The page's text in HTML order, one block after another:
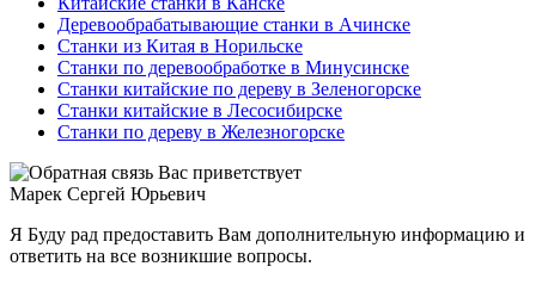
Деревообрабатывающие станки в Ачинске
Станки из Китая в Норильске
Станки по деревообработке в Минусинске
Станки китайские по дереву в Зеленогорске
Станки китайские в Лесосибирске
Станки по дереву в Железногорске
Вас приветствует
Марек Сергей Юрьевич
Я Буду рад предоставить Вам дополнительную информацию и
ответить на все возникшие вопросы.